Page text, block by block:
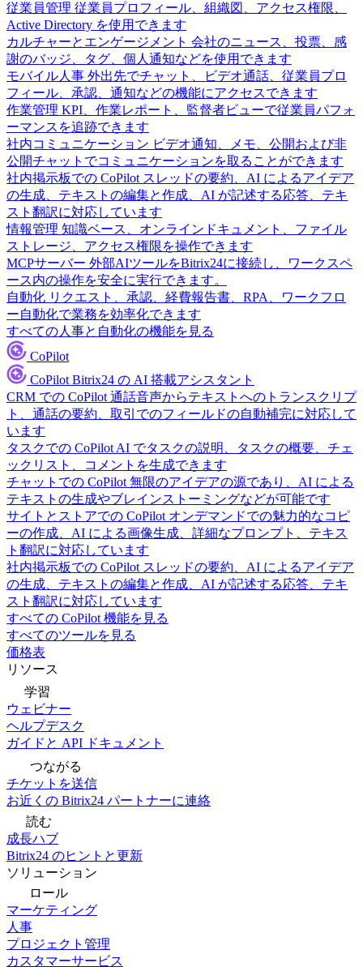
従業員管理 従業員プロフィール、組織図、アクセス権限、
Active Directory を使用できます
カルチャーとエンゲージメント 会社のニュース、投票、感
謝のバッジ、タグ、個人通知などを使用できます
モバイル人事 外出先でチャット、ビデオ通話、従業員プロ
フィール、承認、通知などの機能にアクセスできます
作業管理 KPI、作業レポート、監督者ビューで従業員パフォ
ーマンスを追跡できます
社内コミュニケーション ビデオ通知、メモ、公開および非
公開チャットでコミュニケーションを取ることができます
社内掲示板での CoPilot スレッドの要約、AI によるアイデア
の生成、テキストの編集と作成、AI が記述する応答、テキ
スト翻訳に対応しています
情報管理 知識ベース、オンラインドキュメント、ファイル
ストレージ、アクセス権限を操作できます
MCPサーバー 外部AIツールをBitrix24に接続し、ワークスペ
ース内の操作を安全に実行できます。
自動化 リクエスト、承認、経費報告書、RPA、ワークフロ
ー自動化で業務を効率化できます
すべての人事と自動化の機能を見る
CoPilot
CoPilot Bitrix24 の AI 搭載アシスタント
CRM での CoPilot 通話音声からテキストへのトランスクリプ
ト、通話の要約、取引でのフィールドの自動補完に対応して
います
タスクでの CoPilot AI でタスクの説明、タスクの概要、チェ
ックリスト、コメントを生成できます
チャットでの CoPilot 無限のアイデアの源であり、AI による
テキストの生成やブレインストーミングなどが可能です
サイトとストアでの CoPilot オンデマンドでの魅力的なコピ
ーの作成、AI による画像生成、詳細なプロンプト、テキス
ト翻訳に対応しています
社内掲示板での CoPilot スレッドの要約、AI によるアイデア
の生成、テキストの編集と作成、AI が記述する応答、テキ
スト翻訳に対応しています
すべての CoPilot 機能を見る
すべてのツールを見る
価格表
リソース
学習
ウェビナー
ヘルプデスク
ガイドと API ドキュメント
つながる
チケットを送信
お近くの Bitrix24 パートナーに連絡
読む
成長ハブ
Bitrix24 のヒントと更新
ソリューション
ロール
マーケティング
人事
プロジェクト管理
カスタマーサービス